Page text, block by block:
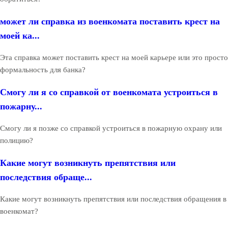
может ли справка из военкомата поставить крест на
моей ка...
Эта справка может поставить крест на моей карьере или это просто
формальность для банка?
Смогу ли я со справкой от военкомата устроиться в
пожарну...
Смогу ли я позже со справкой устроиться в пожарную охрану или
полицию?
Какие могут возникнуть препятствия или
последствия обраще...
Какие могут возникнуть препятствия или последствия обращения в
военкомат?